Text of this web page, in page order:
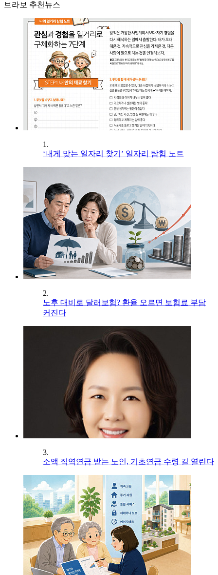
브라보 추천뉴스
1.
‘내게 맞는 일자리 찾기’ 일자리 탐험 노트
2.
노후 대비로 달러보험? 환율 오르면 보험료 부담
커진다
3.
소액 직역연금 받는 노인, 기초연금 수령 길 열린다